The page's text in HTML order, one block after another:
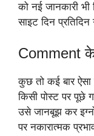
को नई जानकारी
साइट दिन
Comment
कुछ तो कई बार ऐसा
किसी पोस्ट पर पूछे
उसे जानबूझ कर
पर नकारात्मक